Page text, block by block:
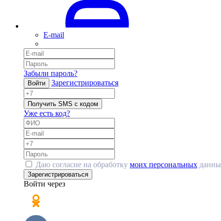
E-mail
Забыли пароль?
Войти Зарегистрироваться
Получить SMS с кодом
Уже есть код?
Даю согласие на обработку моих персональных
Зарегистрироваться
Войти через